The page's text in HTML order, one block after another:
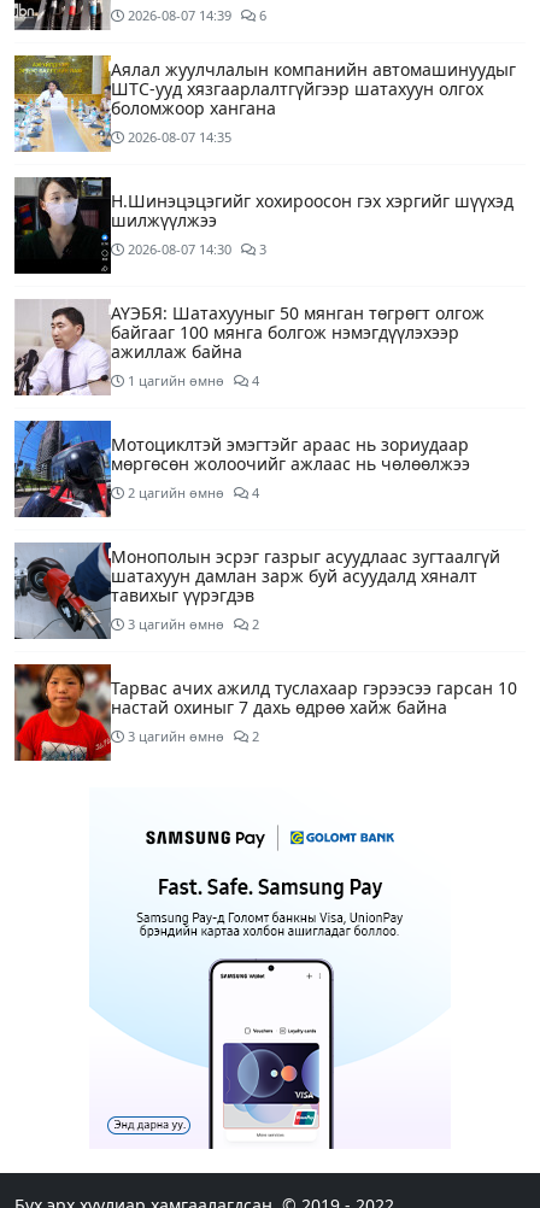
2026-08-07 14:39 6
Аялал жуулчлалын компанийн автомашинуудыг
ШТС-ууд хязгаарлалтгүйгээр шатахуун олгох
боломжоор хангана
2026-08-07 14:35
Н.Шинэцэцэгийг хохироосон гэх хэргийг шүүхэд
шилжүүлжээ
2026-08-07 14:30 3
АҮЭБЯ: Шатахууныг 50 мянган төгрөгт олгож
байгааг 100 мянга болгож нэмэгдүүлэхээр
ажиллаж байна
1 цагийн өмнө 4
Мотоциклтэй эмэгтэйг араас нь зориудаар
мөргөсөн жолоочийг ажлаас нь чөлөөлжээ
2 цагийн өмнө 4
Монополын эсрэг газрыг асуудлаас зугтаалгүй
шатахуун дамлан зарж буй асуудалд хяналт
тавихыг үүрэгдэв
3 цагийн өмнө 2
Тарвас ачих ажилд туслахаар гэрээсээ гарсан 10
настай охиныг 7 дахь өдрөө хайж байна
3 цагийн өмнө 2
торгууль ногдуулах, тусгай зөвшөөрлийг нь
цуцлах хүртэл арга хэмжээ авахыг сануулав
Боловсролын сайд Л.Энх-Амгалан Pearson
компанийн удирдлагуудтай уулзаж, хамтын
ажиллагааг гүнзгийрүүлэх талаар ярилцжээ
Улаанбаатарт 29 хэм дулаан байна